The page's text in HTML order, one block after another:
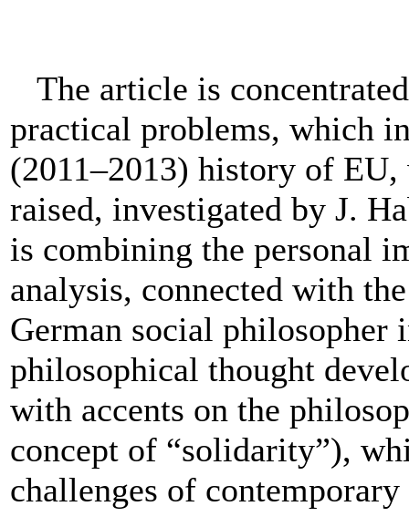
The article is
practical problems, which
(2011–2013) history of
raised, investigated by J.
is combining the personal
analysis, connected with
German social philosopher
philosophical thought
with accents on the
concept of “solidarity”),
challenges of